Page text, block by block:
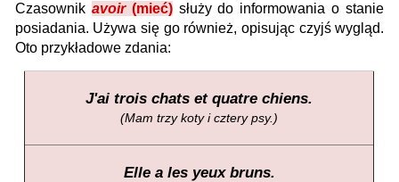
Czasownik avoir(mieć) służy do informowania o stanie
posiadania. Używa się go również, opisując czyjś wygląd.
Oto przykładowe zdania:
J'ai trois chats et quatre chiens.
(Mam trzy koty i cztery psy.)
Elle a les yeux bruns.